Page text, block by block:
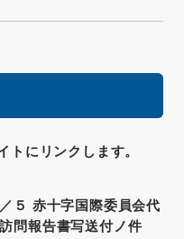
トにリンクします。
５ 赤十字国際委員会代
問報告書写送付ノ件